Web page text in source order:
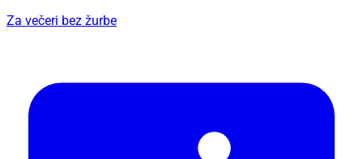
Za večeri bez žurbe